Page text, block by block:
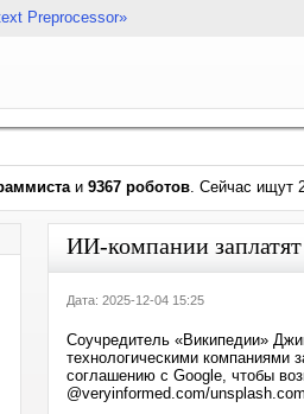
Preprocessor»
и 9367 роботов. Сейчас ищут
ИИ-компании
Дата: 2025-12-04 15:25
Соучредитель «Википедии»
технологическими компаниями
соглашению с Google, чтобы
@veryinformed.com/unsplash.com